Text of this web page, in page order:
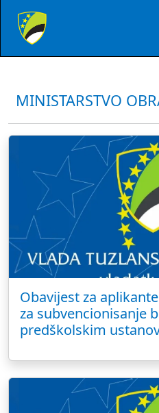
MINISTARSTVO
Obavijest za
za subvencionisanje
predškolskim